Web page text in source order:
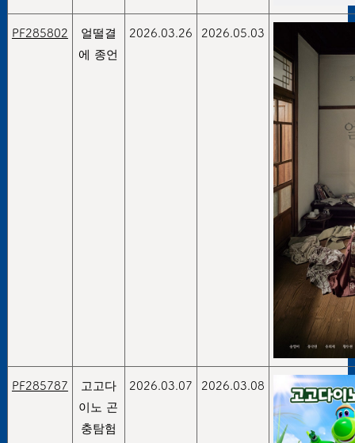
PF285802
얼떨결
에 종언
2026.03.26 2026.05.03
PF285787
고고다
이노 곤
충탐험
2026.03.07 2026.03.08